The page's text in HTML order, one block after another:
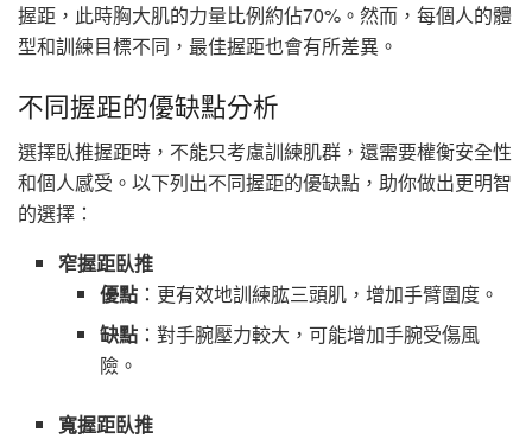
握距，此時胸大肌的力量比例約佔70%。然而，每個人的體
型和訓練目標不同，最佳握距也會有所差異。
不同握距的優缺點分析
選擇臥推握距時，不能只考慮訓練肌群，還需要權衡安全性
和個人感受。以下列出不同握距的優缺點，助你做出更明智
的選擇：
窄握距臥推
優點：更有效地訓練肱三頭肌，增加手臂圍度。
缺點：對手腕壓力較大，可能增加手腕受傷風
險。
寬握距臥推